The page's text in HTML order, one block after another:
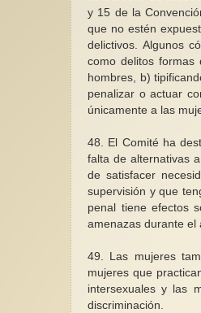
y 15 de la
que no estén
delictivos. Algunos
como delitos
hombres, b)
penalizar o actuar
únicamente a las
48. El Comité ha
falta de alternativas
de satisfacer
supervisión y que
penal tiene efectos
amenazas durante el
49.
Las mujeres
mujeres que
intersexuales y las
discriminación.